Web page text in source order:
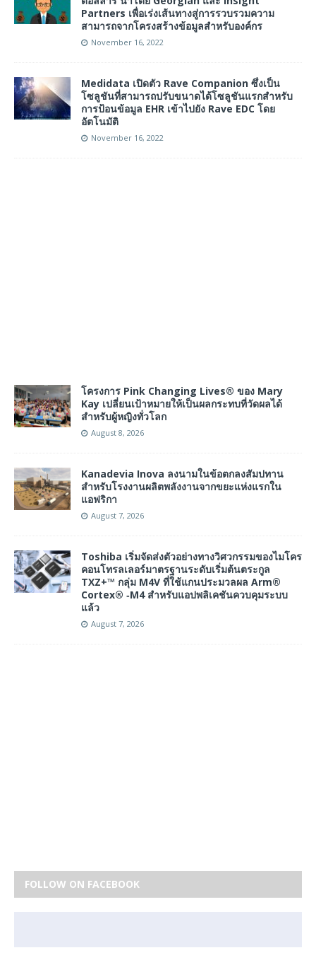
Partners เพื่อเร่งเส้นทางสู่การรวบรวมความ
สามารถจากโครงสร้างข้อมูลสำหรับองค์กร
November 16, 2022
Medidata เปิดตัว Rave Companion ซึ่งเป็น
โซลูชันที่สามารถปรับขนาดได้โซลูชันแรกสำหรับ
การป้อนข้อมูล EHR เข้าไปยัง Rave EDC โดย
อัตโนมัติ
November 16, 2022
โครงการ Pink Changing Lives® ของ Mary
Kay เปลี่ยนเป้าหมายให้เป็นผลกระทบที่วัดผลได้
สำหรับผู้หญิงทั่วโลก
August 8, 2026
Kanadevia Inova ลงนามในข้อตกลงสัมปทาน
สำหรับโรงงานผลิตพลังงานจากขยะแห่งแรกใน
แอฟริกา
August 7, 2026
Toshiba เริ่มจัดส่งตัวอย่างทางวิศวกรรมของไมโคร
คอนโทรลเลอร์มาตรฐานระดับเริ่มต้นตระกูล
TXZ+™ กลุ่ม M4V ที่ใช้แกนประมวลผล Arm®
Cortex® ‑M4 สำหรับแอปพลิเคชันควบคุมระบบ
แล้ว
August 7, 2026
FOLLOW ON FACEBOOK